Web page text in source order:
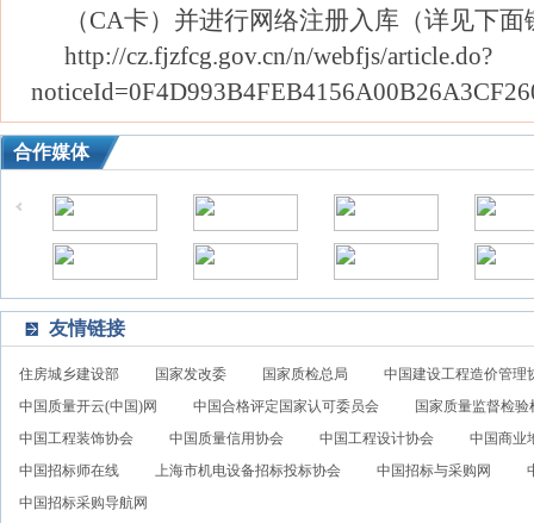
（CA卡）并进行网络注册入库（详见下面
http://cz.fjzfcg.gov.cn/n/webfjs/article.do?
合作媒体
友情链接
住房城乡建设部 国家发改委 国家质检总局
中国建设工程造价管理
中国质量开云(中国)网
中国合格评定国家认可委员会
国家质量监督检验
中国工程装饰协会
中国质量信用协会 中国工程设计协会
中国商业
中国招标师在线
上海市机电设备招标投标协会 中国招标与采购网
中国招标采购导航网